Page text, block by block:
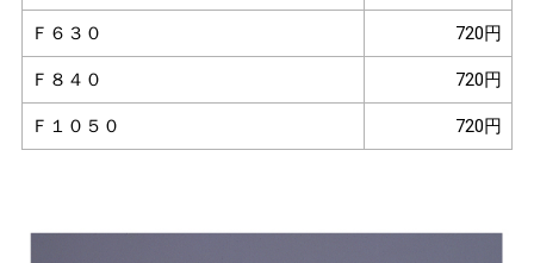
Ｆ６３０ 720円
Ｆ８４０ 720円
Ｆ１０５０ 720円